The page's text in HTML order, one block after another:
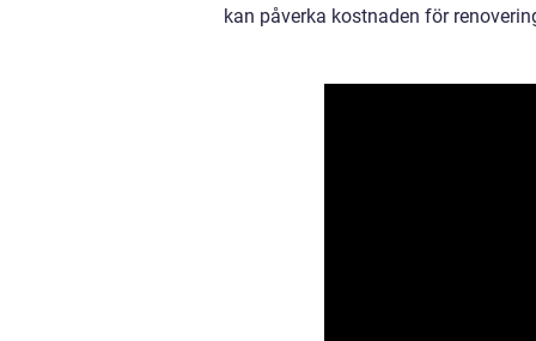
kan påverka kostnaden för